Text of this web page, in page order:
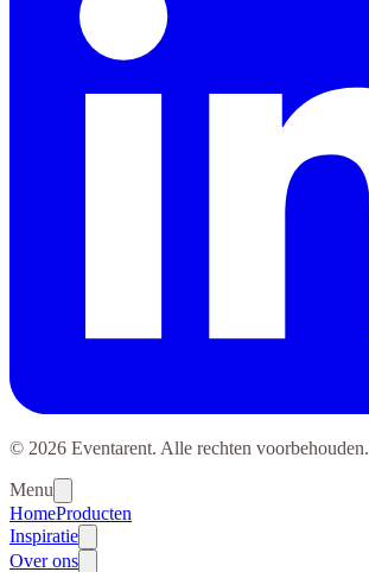
© 2026 Eventarent. Alle rechten voorbehouden.
Menu
HomeProducten
Inspiratie
Over ons